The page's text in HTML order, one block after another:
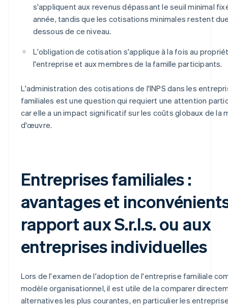
s'appliquent aux revenus dépassant le seuil minimal
année, tandis que les cotisations minimales restent
dessous de ce niveau.
L'obligation de cotisation s'applique à la fois au
l'entreprise et aux membres de la famille participants.
L'administration des cotisations de l'INPS dans les
familiales est une question qui requiert une attention
car elle a un impact significatif sur les coûts globaux de la
d'œuvre.
Entreprises familiales :
avantages et
rapport aux S.r.l.s. ou aux
entreprises individuelles
Lors de l'examen de l'adoption de l'entreprise familiale
modèle organisationnel, il est utile de la comparer
alternatives les plus courantes, en particulier les